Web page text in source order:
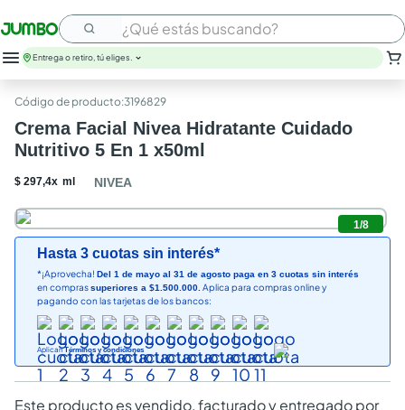
¿Qué estás buscando?
Entrega o retiro, tú eliges.
:3196829
Crema Facial Nivea Hidratante Cuidado
Nutritivo 5 En 1 x50ml
$ 297,4x ml NIVEA
1/8
Hasta 3 cuotas sin interés*
*¡Aprovecha! Del 1 de mayo al 31 de agosto paga en 3 cuotas sin interés
en comprassuperiores a $1.500.000. Aplica para compras online y
pagando con las tarjetas de los bancos:
AplicanTérminos y condiciones
Este producto es vendido, facturado y entregado por